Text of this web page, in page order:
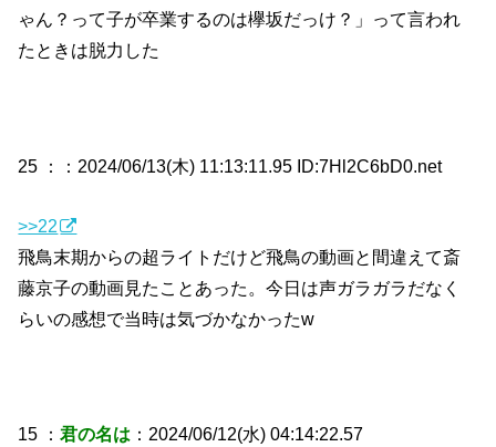
ゃん？って子が卒業するのは欅坂だっけ？」って言われ
たときは脱力した
25 ： ：2024/06/13(木) 11:13:11.95 ID:7Hl2C6bD0.net
>>22
飛鳥末期からの超ライトだけど飛鳥の動画と間違えて斎
藤京子の動画見たことあった。今日は声ガラガラだなく
らいの感想で当時は気づかなかったw
15 ：君の名は ：2024/06/12(水) 04:14:22.57